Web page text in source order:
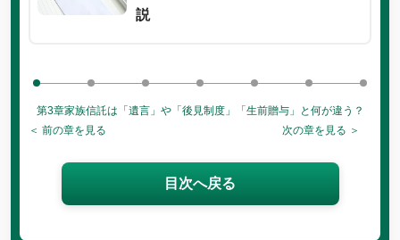
説
＜ 前の章を見る 次の章を見る ＞
第3章家族信託は「遺言」や「後見制度」「生前贈与」と何が違う？
目次へ戻る